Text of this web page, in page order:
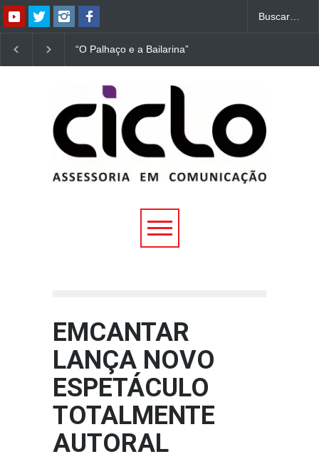
“O Palhaço e a Bailarina”
estreia hoje (1º) em
Uberlândia
Uberlândia
EMCANTAR
LANÇA NOVO
ESPETÁCULO
TOTALMENTE
AUTORAL